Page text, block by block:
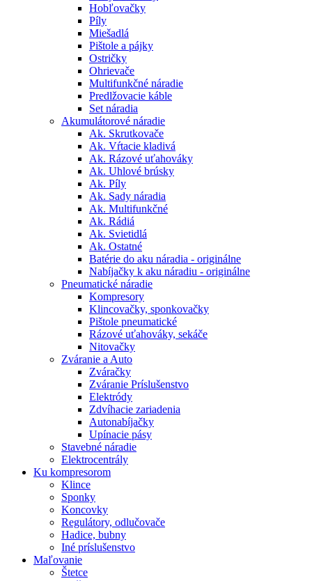
Hobľovačky
Píly
Miešadlá
Pištole a pájky
Ostričky
Ohrievače
Multifunkčné náradie
Predlžovacie káble
Set náradia
Akumulátorové náradie
Ak. Skrutkovače
Ak. Vŕtacie kladivá
Ak. Rázové uťahováky
Ak. Uhlové brúsky
Ak. Píly
Ak. Sady náradia
Ak. Multifunkčné
Ak. Rádiá
Ak. Svietidlá
Ak. Ostatné
Batérie do aku náradia - originálne
Nabíjačky k aku náradiu - originálne
Pneumatické náradie
Kompresory
Klincovačky, sponkovačky
Pištole pneumatické
Rázové uťahováky, sekáče
Nitovačky
Zváranie a Auto
Zváračky
Zváranie Príslušenstvo
Elektródy
Zdvíhacie zariadenia
Autonabíjačky
Upínacie pásy
Stavebné náradie
Elektrocentrály
Ku kompresorom
Klince
Sponky
Koncovky
Regulátory, odlučovače
Hadice, bubny
Iné príslušenstvo
Maľovanie
Štetce